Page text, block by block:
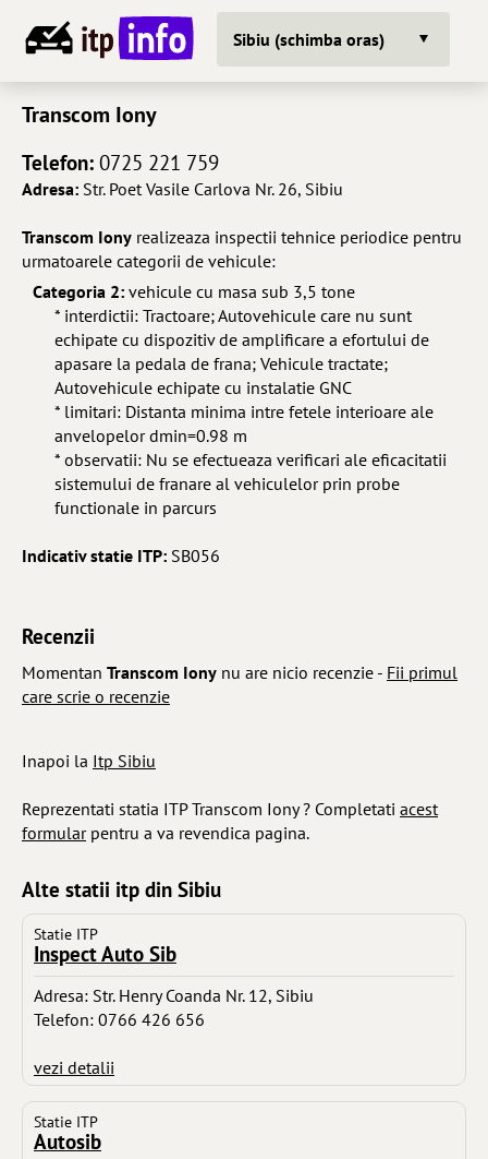
Sibiu (schimba oras)
Transcom Iony
Telefon: 0725 221 759
Adresa: Str. Poet Vasile Carlova Nr. 26, Sibiu
Transcom Iony realizeaza inspectii tehnice periodice pentru
urmatoarele categorii de vehicule:
Categoria 2: vehicule cu masa sub 3,5 tone
* interdictii: Tractoare; Autovehicule care nu sunt
echipate cu dispozitiv de amplificare a efortului de
apasare la pedala de frana; Vehicule tractate;
Autovehicule echipate cu instalatie GNC
* limitari: Distanta minima intre fetele interioare ale
anvelopelor dmin=0.98 m
* observatii: Nu se efectueaza verificari ale eficacitatii
sistemului de franare al vehiculelor prin probe
functionale in parcurs
Indicativ statie ITP: SB056
Recenzii
Momentan Transcom Iony nu are nicio recenzie - Fii primul
care scrie o recenzie
Inapoi la Itp Sibiu
Reprezentati statia ITP Transcom Iony ? Completati acest
formularpentru a va revendica pagina.
Alte statii itp din Sibiu
Statie ITP
Inspect Auto Sib
Adresa: Str. Henry Coanda Nr. 12, Sibiu
Telefon: 0766 426 656
vezi detalii
Statie ITP
Autosib